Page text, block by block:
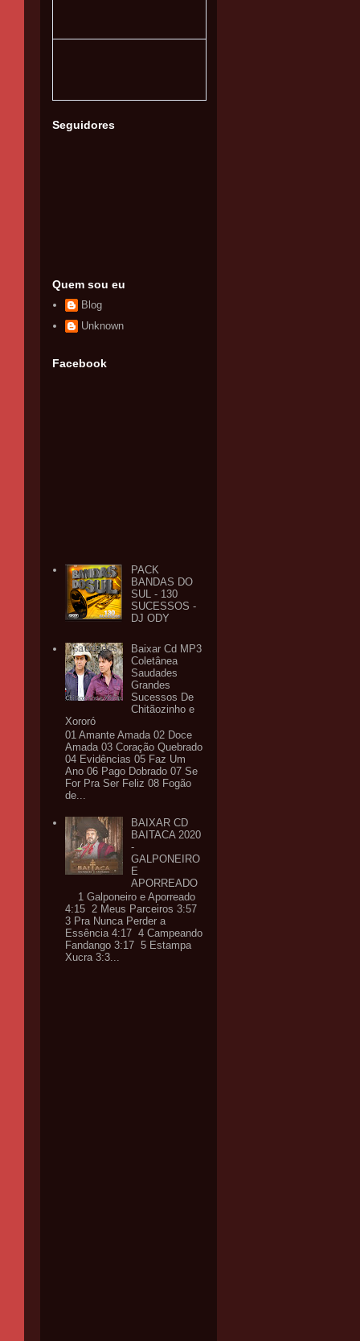
Seguidores
Quem sou eu
Blog
Unknown
Facebook
PACK
BANDAS DO
SUL - 130
SUCESSOS -
DJ ODY
Baixar Cd MP3
Coletânea
Saudades
Grandes
Sucessos De
Chitãozinho e
Xororó
01 Amante Amada 02 Doce
Amada 03 Coração Quebrado
04 Evidências 05 Faz Um
Ano 06 Pago Dobrado 07 Se
For Pra Ser Feliz 08 Fogão
de...
BAIXAR CD
BAITACA 2020
-
GALPONEIRO
E
APORREADO
1 Galponeiro e Aporreado
4:15 2 Meus Parceiros 3:57
3 Pra Nunca Perder a
Essência 4:17 4 Campeando
Fandango 3:17 5 Estampa
Xucra 3:3...